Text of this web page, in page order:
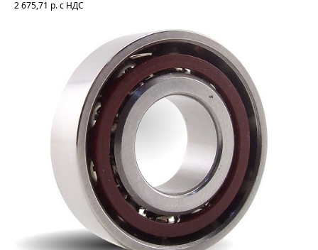
2 675,71 р. с НДС